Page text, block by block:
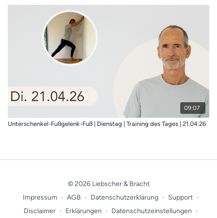
09:07
Unterschenkel-Fußgelenk-Fuß | Dienstag | Training des Tages | 21.04.26
© 2026 Liebscher & Bracht
Impressum ∙ AGB ∙ Datenschutzerklärung ∙ Support ∙
Disclaimer ∙ Erklärungen ∙ Datenschutzeinstellungen ∙